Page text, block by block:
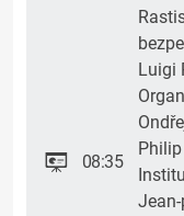
08:35
Luigi